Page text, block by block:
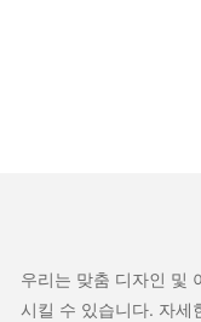
우리는 맞춤 디자인 및
시킬 수 있습니다. 자세